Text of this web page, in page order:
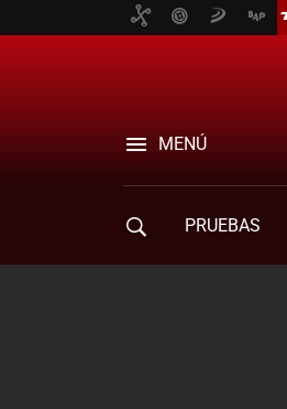
MENÚ
PRUEBAS